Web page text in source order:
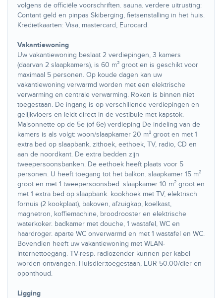
volgens de officiële voorschriften. sauna. verdere uitrusting:
Contant geld en pinpas Skiberging, fietsenstalling in het huis.
Kredietkaarten: Visa, mastercard, Eurocard.
Vakantiewoning
Uw vakantiewoning beslaat 2 verdiepingen, 3 kamers
(daarvan 2 slaapkamers), is 60 m² groot en is geschikt voor
maximaal 5 personen. Op koude dagen kan uw
vakantiewoning verwarmd worden met een elektrische
verwarming en centrale verwarming. Roken is binnen niet
toegestaan. De ingang is op verschillende verdiepingen en
gelijkvloers en leidt direct in de vestibule met kapstok.
Maisonnette op de 5e (of 6e) verdieping De indeling van de
kamers is als volgt: woon/slaapkamer 20 m² groot en met 1
extra bed op slaapbank, zithoek, eethoek, TV, radio, CD en
aan de noordkant. De extra bedden zijn
tweepersoonsbanken. De eethoek heeft plaats voor 5
personen. U heeft toegang tot het balkon. slaapkamer 15 m²
groot en met 1 tweepersoonsbed. slaapkamer 10 m² groot en
met 1 extra bed op slaapbank. kookhoek met TV, elektrisch
fornuis (2 kookplaat), bakoven, afzuigkap, koelkast,
magnetron, koffiemachine, broodrooster en elektrische
waterkoker. badkamer met douche, 1 wastafel, WC en
haardroger. aparte WC onverwarmd en met 1 wastafel en WC.
Bovendien heeft uw vakantiewoning met WLAN-
internettoegang. TV-resp. radiozender kunnen per kabel
worden ontvangen. Huisdier:toegestaan, EUR 50.00/dier en
oponthoud.
Ligging